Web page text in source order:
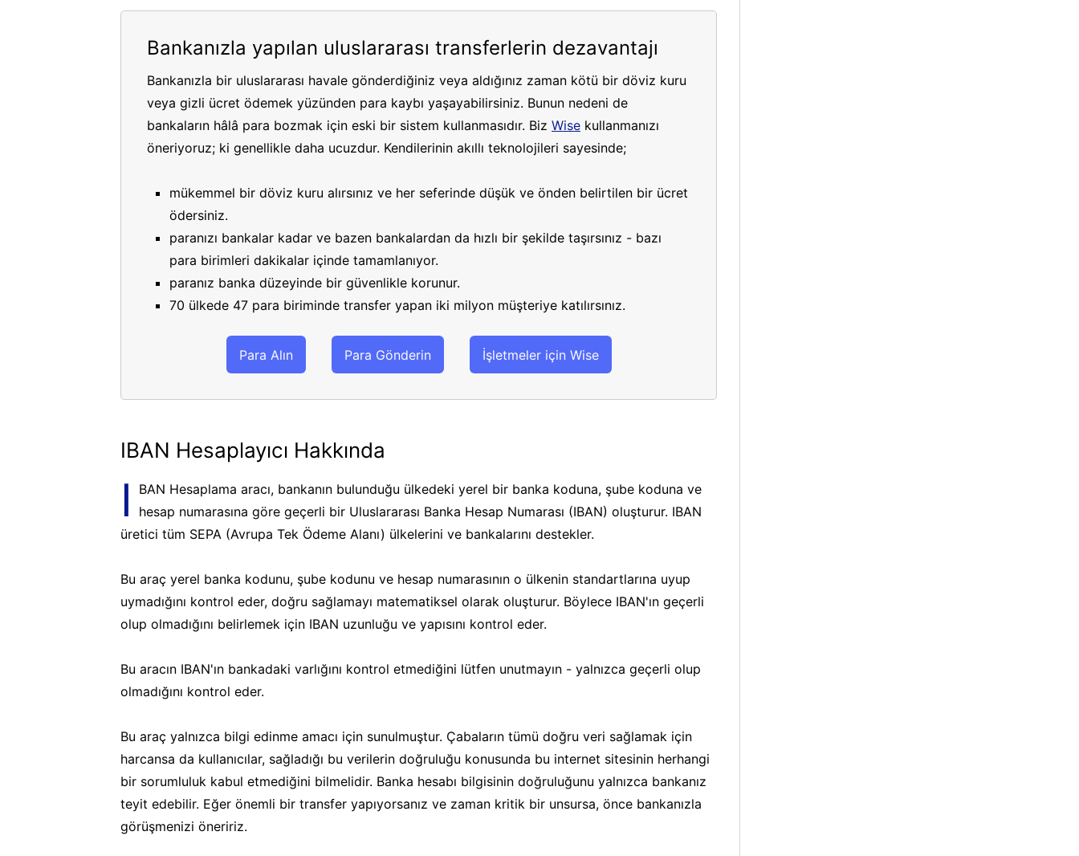
Bankanızla yapılan uluslararası transferlerin dezavantajı
Bankanızla bir uluslararası havale gönderdiğiniz veya aldığınız zaman kötü bir döviz kuru
veya gizli ücret ödemek yüzünden para kaybı yaşayabilirsiniz. Bunun nedeni de
bankaların hâlâ para bozmak için eski bir sistem kullanmasıdır. Biz Wise kullanmanızı
öneriyoruz; ki genellikle daha ucuzdur. Kendilerinin akıllı teknolojileri sayesinde;
mükemmel bir döviz kuru alırsınız ve her seferinde düşük ve önden belirtilen bir ücret
ödersiniz.
paranızı bankalar kadar ve bazen bankalardan da hızlı bir şekilde taşırsınız - bazı
para birimleri dakikalar içinde tamamlanıyor.
paranız banka düzeyinde bir güvenlikle korunur.
70 ülkede 47 para biriminde transfer yapan iki milyon müşteriye katılırsınız.
Para Alın Para Gönderin İşletmeler için Wise
IBAN Hesaplayıcı Hakkında
I
BAN Hesaplama aracı, bankanın bulunduğu ülkedeki yerel bir banka koduna, şube koduna ve
hesap numarasına göre geçerli bir Uluslararası Banka Hesap Numarası (IBAN) oluşturur. IBAN
üretici tüm SEPA (Avrupa Tek Ödeme Alanı) ülkelerini ve bankalarını destekler.
Bu araç yerel banka kodunu, şube kodunu ve hesap numarasının o ülkenin standartlarına uyup
uymadığını kontrol eder, doğru sağlamayı matematiksel olarak oluşturur. Böylece IBAN'ın geçerli
olup olmadığını belirlemek için IBAN uzunluğu ve yapısını kontrol eder.
Bu aracın IBAN'ın bankadaki varlığını kontrol etmediğini lütfen unutmayın - yalnızca geçerli olup
olmadığını kontrol eder.
Bu araç yalnızca bilgi edinme amacı için sunulmuştur. Çabaların tümü doğru veri sağlamak için
harcansa da kullanıcılar, sağladığı bu verilerin doğruluğu konusunda bu internet sitesinin herhangi
bir sorumluluk kabul etmediğini bilmelidir. Banka hesabı bilgisinin doğruluğunu yalnızca bankanız
teyit edebilir. Eğer önemli bir transfer yapıyorsanız ve zaman kritik bir unsursa, önce bankanızla
görüşmenizi öneririz.